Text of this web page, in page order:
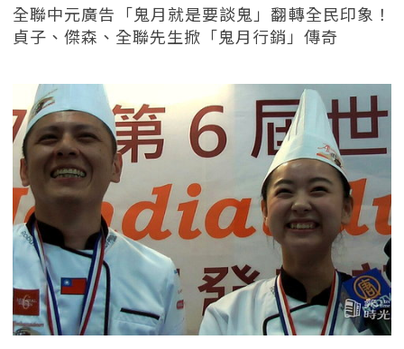
全聯中元廣告「鬼月就是要談鬼」翻轉全民印象！
貞子、傑森、全聯先生掀「鬼月行銷」傳奇